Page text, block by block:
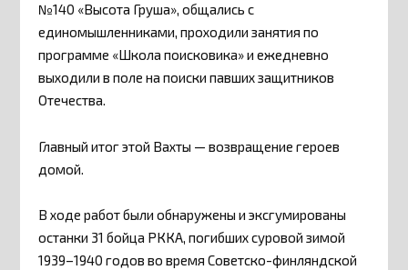
№140 «Высота Груша», общались с
единомышленниками, проходили занятия по
программе «Школа поисковика» и ежедневно
выходили в поле на поиски павших защитников
Отечества.
Главный итог этой Вахты — возвращение героев
домой.
В ходе работ были обнаружены и эксгумированы
останки 31 бойца РККА, погибших суровой зимой
1939–1940 годов во время Советско-финляндской